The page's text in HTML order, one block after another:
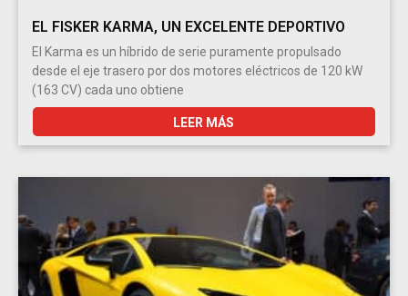
EL FISKER KARMA, UN EXCELENTE DEPORTIVO
El Karma es un híbrido de serie puramente propulsado
desde el eje trasero por dos motores eléctricos de 120 kW
(163 CV) cada uno obtiene
LEER MÁS